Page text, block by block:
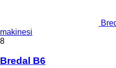
makinesi
8
Bredal B6